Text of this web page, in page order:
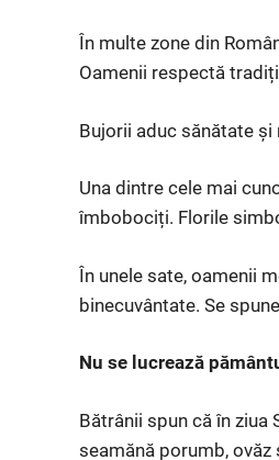
În multe zone din
Oamenii respectă
Bujorii aduc sănătate și
Una dintre cele mai
îmbobociți. Florile
În unele sate, oamenii
binecuvântate. Se
Nu se lucrează
Bătrânii spun că în ziua
seamănă porumb,